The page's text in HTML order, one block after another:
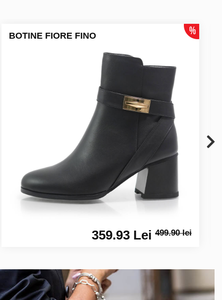
BOTINE FIORE FINO
359.93 Lei499.90 lei